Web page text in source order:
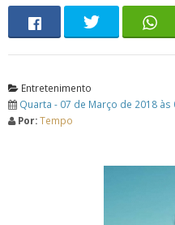
Entretenimento
Quarta - 07 de Março de 2018 às
Por:Tempo